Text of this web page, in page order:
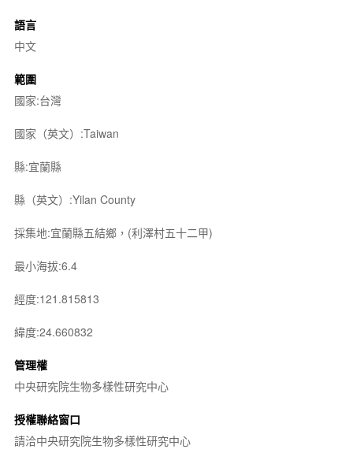
語言
中文
範圍
國家:台灣
國家（英文）:Taiwan
縣:宜蘭縣
縣（英文）:Yilan County
採集地:宜蘭縣五結鄉，(利澤村五十二甲)
最小海拔:6.4
經度:121.815813
緯度:24.660832
管理權
中央研究院生物多樣性研究中心
授權聯絡窗口
請洽中央研究院生物多樣性研究中心